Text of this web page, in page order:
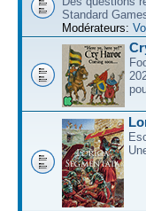
Standard
Modérateurs: